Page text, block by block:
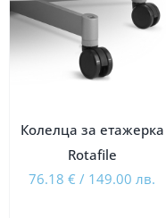
Колелца за етажерка
Rotafile
76.18€ / 149.00 лв.